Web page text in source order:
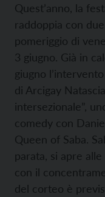
Quest’anno, la
raddoppia con
pomeriggio di
3 giugno. Già in
giugno
di Arcigay
intersezionale”,
comedy con
Queen of Saba.
parata, si apre
con il
del corteo è